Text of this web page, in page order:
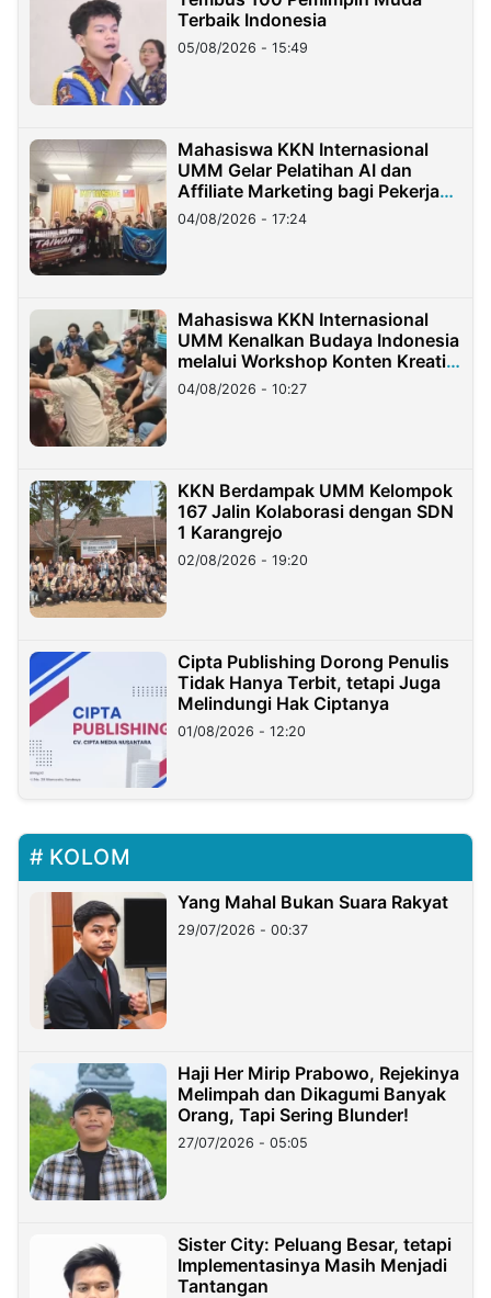
Terbaik Indonesia
05/08/2026 - 15:49
Mahasiswa KKN Internasional
UMM Gelar Pelatihan AI dan
Affiliate Marketing bagi Pekerja
Migran Indonesia di Taiwan
04/08/2026 - 17:24
Mahasiswa KKN Internasional
UMM Kenalkan Budaya Indonesia
melalui Workshop Konten Kreatif
di Taiwan
04/08/2026 - 10:27
KKN Berdampak UMM Kelompok
167 Jalin Kolaborasi dengan SDN
1 Karangrejo
02/08/2026 - 19:20
Cipta Publishing Dorong Penulis
Tidak Hanya Terbit, tetapi Juga
Melindungi Hak Ciptanya
01/08/2026 - 12:20
KOLOM
Yang Mahal Bukan Suara Rakyat
29/07/2026 - 00:37
Haji Her Mirip Prabowo, Rejekinya
Melimpah dan Dikagumi Banyak
Orang, Tapi Sering Blunder!
27/07/2026 - 05:05
Sister City: Peluang Besar, tetapi
Implementasinya Masih Menjadi
Tantangan